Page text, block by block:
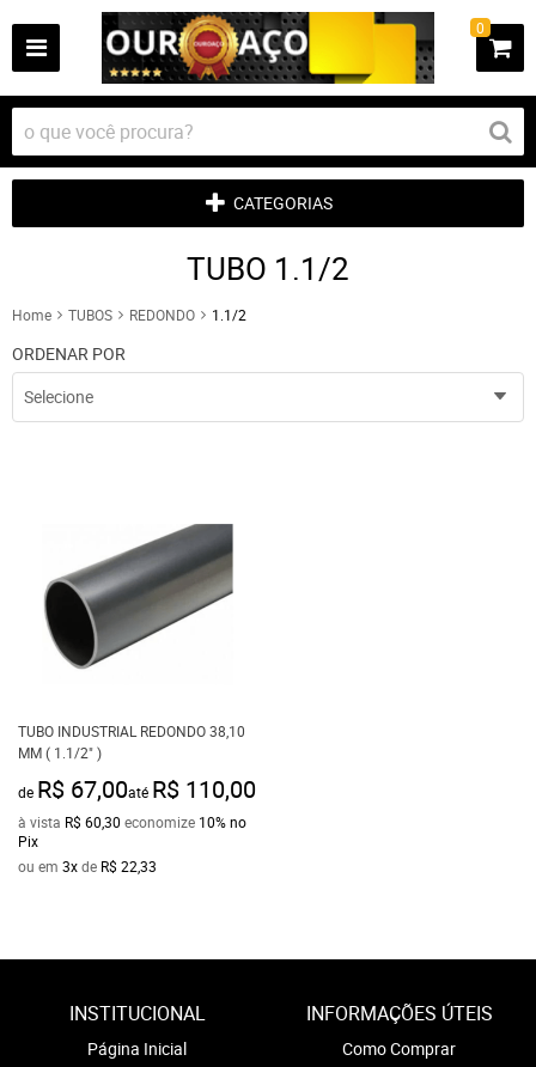
0
CATEGORIAS
TUBO 1.1/2
Home TUBOS REDONDO 1.1/2
ORDENAR POR
Selecione
TUBO INDUSTRIAL REDONDO 38,10
MM ( 1.1/2" )
de R$ 67,00até R$ 110,00
à vista R$ 60,30 economize 10%no
Pix
ou em 3xde R$ 22,33
INSTITUCIONAL
Página Inicial
INFORMAÇÕES ÚTEIS
Como Comprar